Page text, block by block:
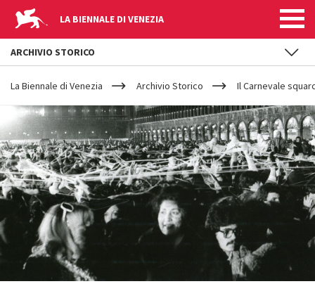
LA BIENNALE DI VENEZIA
YOUR
ARE
HERE
La Biennale di Venezia Archivio Storico Il Carnevale
ARCHIVIO STORICO